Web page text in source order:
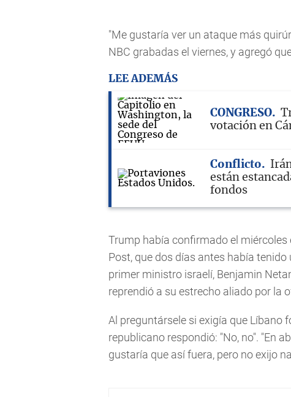
"Me gustaría ver un ataque más
NBC grabadas el viernes, y agregó
LEE ADEMÁS
CONGRESO
votación en
Conflicto
están
fondos
Trump había confirmado el miércoles
Post, que dos días antes había
primer ministro israelí, Benjamin
reprendió a su estrecho aliado por la
Al preguntársele si exigía que Líbano
republicano respondió: "No, no". "En
gustaría que así fuera, pero no exijo